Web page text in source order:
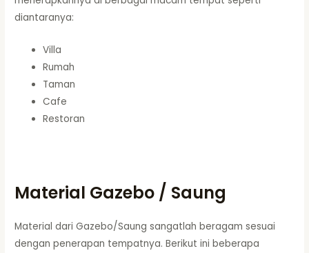
diantaranya:
Villa
Rumah
Taman
Cafe
Restoran
Material Gazebo / Saung
Material dari Gazebo/Saung sangatlah beragam sesuai
dengan penerapan tempatnya. Berikut ini beberapa